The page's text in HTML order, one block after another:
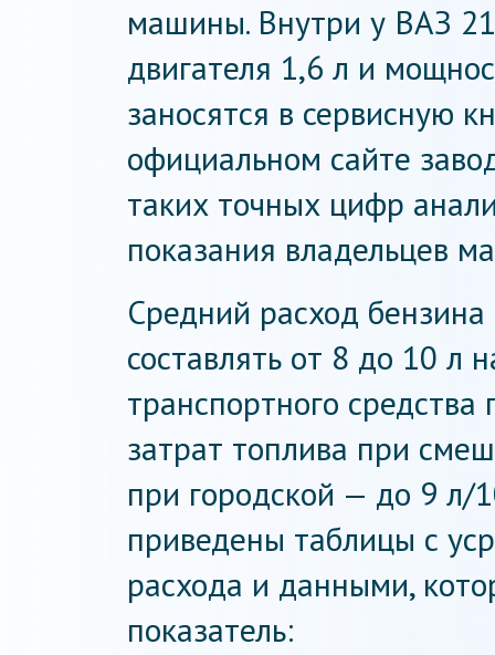
машины. Внутри у ВАЗ
двигателя 1,6 л и
заносятся в сервисную
официальном сайте
таких точных цифр
показания владельцев
Средний расход
составлять от 8 до 10 л
транспортного
затрат топлива при
при городской — до 9 л/
приведены таблицы с
расхода и данными,
показатель: